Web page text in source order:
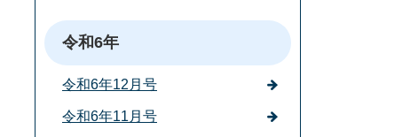
令和6年
令和6年12月号
令和6年11月号